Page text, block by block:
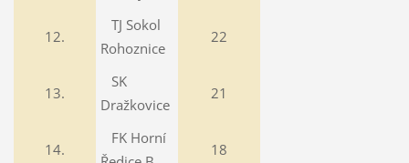
12.
TJ Sokol
Rohoznice
22
13.
SK
Dražkovice
21
14.
FK Horní
18